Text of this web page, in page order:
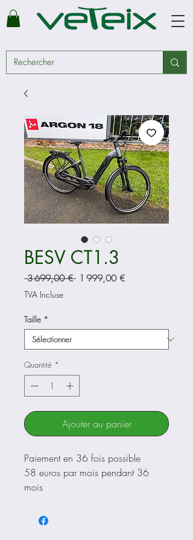
BESV CT1.3
3 699,00 € Prix
1 999,00 €Prix
TVA Incluse
Taille *
Quantité *
Ajouter au panier
Paiement en 36 fois possible
58 euros par mois pendant 36
mois